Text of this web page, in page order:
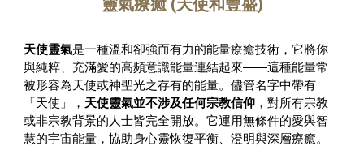
靈氣療癒 (天使和豐盛)
天使靈氣是一種溫和卻強而有力的能量療癒技術，它將你
與純粹、充滿愛的高頻意識能量連結起來——這種能量常
被形容為天使或神聖光之存有的能量。儘管名字中帶有
「天使」， 天使靈氣並不涉及任何宗教信仰 ，對所有宗教
或非宗教背景的人士皆完全開放。它運用無條件的愛與智
慧的宇宙能量，協助身心靈恢復平衡、澄明與深層療癒。